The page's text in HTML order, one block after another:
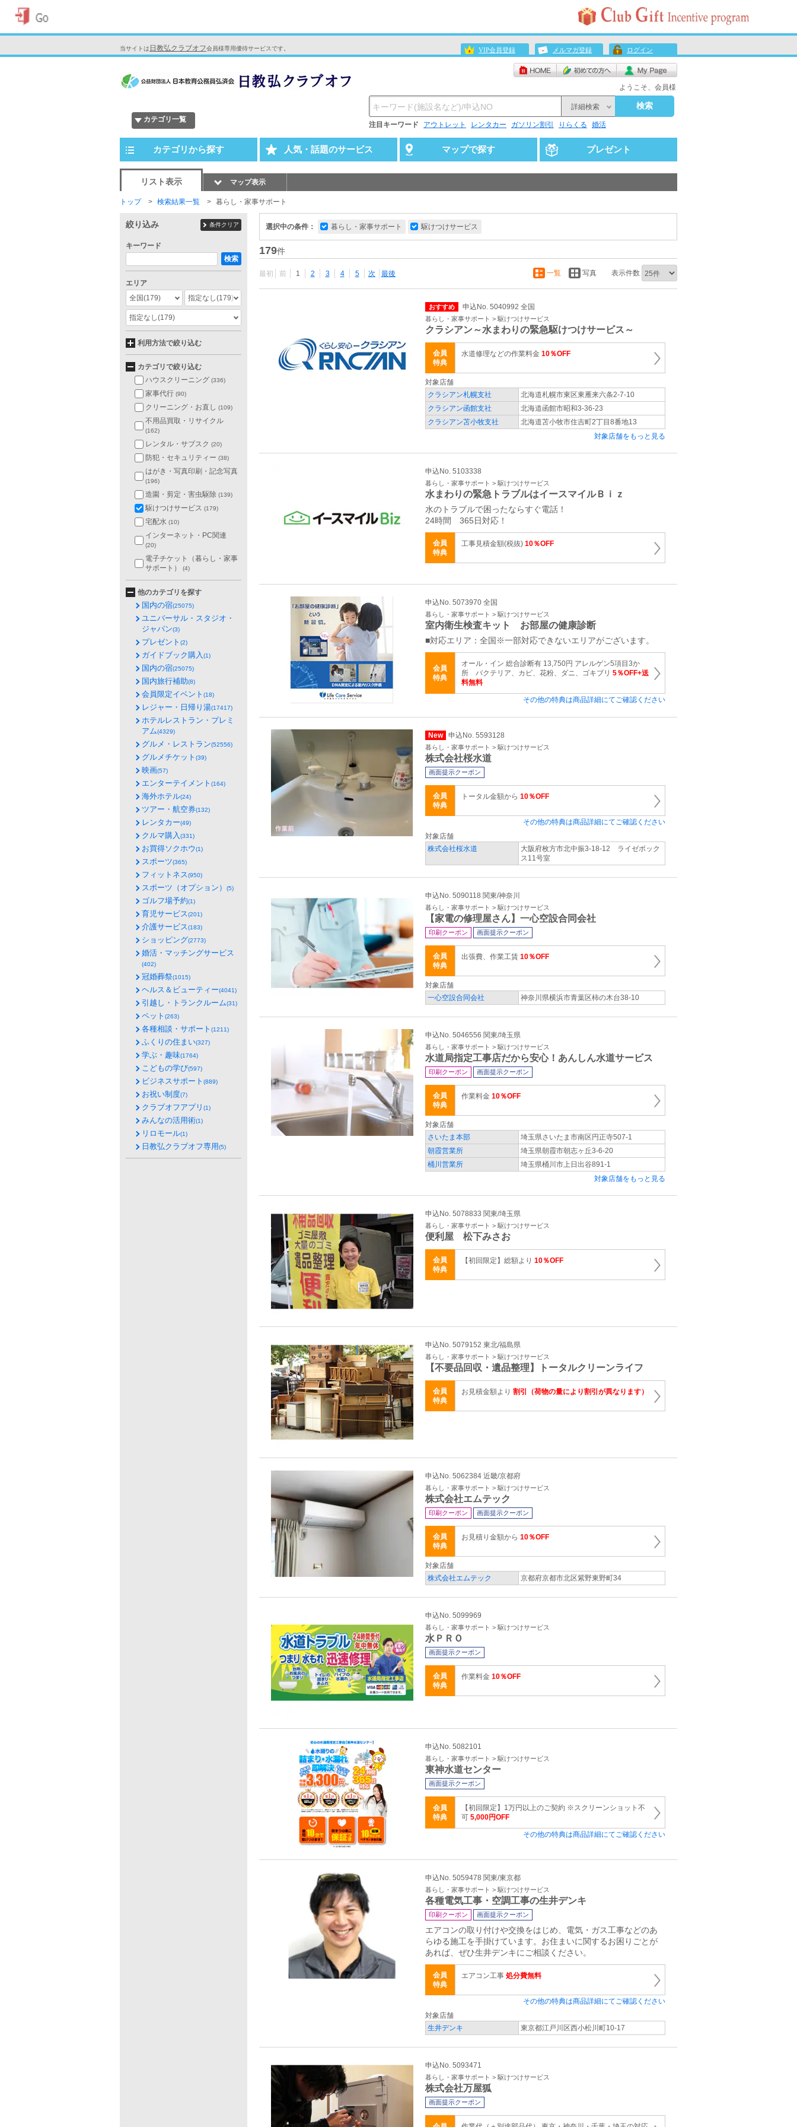
当サイトは 日教弘クラブオフ会員様専用優待サービスです。 VIP会員登録 メルマガ登録 ログイン
ようこそ、会員様
カテゴリ一覧
詳細検索 検索
注目キーワード アウトレット レンタカー ガソリン割引 りらくる 婚活
カテゴリから探す 人気・話題のサービス マップで探す プレゼント
リスト表示 マップ表示
トップ 検索結果一覧 暮らし・家事サポート
選択中の条件： 暮らし・家事サポート 駆けつけサービス
179件
最初 前 1 2 3 4 5 次 最後 一覧 写真 表示件数
おすすめ 申込No. 5040992 全国
暮らし・家事サポート > 駆けつけサービス
クラシアン～水まわりの緊急駆けつけサービス～
会員
特典
水道修理などの作業料金 10％OFF
対象店舗
クラシアン札幌支社
北海道札幌市東区東雁来六条2-7-10
クラシアン函館支社
北海道函館市昭和3-36-23
クラシアン苫小牧支社
北海道苫小牧市住吉町2丁目8番地13
対象店舗をもっと見る
申込No. 5103338
暮らし・家事サポート > 駆けつけサービス
水まわりの緊急トラブルはイースマイルＢｉｚ
水のトラブルで困ったならすぐ電話！
24時間 365日対応！
会員
特典
工事見積金額(税抜) 10％OFF
申込No. 5073970 全国
暮らし・家事サポート > 駆けつけサービス
室内衛生検査キット お部屋の健康診断
■対応エリア：全国※一部対応できないエリアがございます。
会員
特典
オール・イン 総合診断有 13,750円 アレルゲン5項目3か
所 バクテリア、カビ、花粉、ダニ、ゴキブリ 5％OFF+送
料無料
その他の特典は商品詳細にてご確認ください
New 申込No. 5593128
暮らし・家事サポート > 駆けつけサービス
株式会社桜水道
画面提示クーポン
会員
特典
トータル金額から 10％OFF
その他の特典は商品詳細にてご確認ください
対象店舗
株式会社桜水道
大阪府枚方市北中振3-18-12 ライゼボック
ス11号室
申込No. 5090118 関東/神奈川
暮らし・家事サポート > 駆けつけサービス
【家電の修理屋さん】一心空設合同会社
印刷クーポン 画面提示クーポン
会員
特典
出張費、作業工賃 10％OFF
対象店舗
一心空設合同会社
神奈川県横浜市青葉区柿の木台38-10
申込No. 5046556 関東/埼玉県
暮らし・家事サポート > 駆けつけサービス
水道局指定工事店だから安心！あんしん水道サービス
印刷クーポン 画面提示クーポン
会員
特典
作業料金 10％OFF
対象店舗
さいたま本部
埼玉県さいたま市南区円正寺507-1
朝霞営業所
埼玉県朝霞市朝志ヶ丘3-6-20
桶川営業所
埼玉県桶川市上日出谷891-1
対象店舗をもっと見る
申込No. 5078833 関東/埼玉県
暮らし・家事サポート > 駆けつけサービス
便利屋 松下みさお
会員
特典
【初回限定】総額より 10％OFF
申込No. 5079152 東北/福島県
暮らし・家事サポート > 駆けつけサービス
【不要品回収・遺品整理】トータルクリーンライフ
会員
特典
お見積金額より 割引（荷物の量により割引が異なります）
申込No. 5062384 近畿/京都府
暮らし・家事サポート > 駆けつけサービス
株式会社エムテック
印刷クーポン 画面提示クーポン
会員
特典
お見積り金額から 10％OFF
対象店舗
株式会社エムテック
京都府京都市北区紫野東野町34
申込No. 5099969
暮らし・家事サポート > 駆けつけサービス
水ＰＲＯ
画面提示クーポン
会員
特典
作業料金 10％OFF
申込No. 5082101
暮らし・家事サポート > 駆けつけサービス
東神水道センター
画面提示クーポン
会員
特典
【初回限定】1万円以上のご契約 ※スクリーンショット不
可 5,000円OFF
その他の特典は商品詳細にてご確認ください
申込No. 5059478 関東/東京都
暮らし・家事サポート > 駆けつけサービス
各種電気工事・空調工事の生井デンキ
印刷クーポン 画面提示クーポン
エアコンの取り付けや交換をはじめ、電気・ガス工事などのあ
らゆる施工を手掛けています。お住まいに関するお困りごとが
あれば、ぜひ生井デンキにご相談ください。
会員
特典
エアコン工事 処分費無料
その他の特典は商品詳細にてご確認ください
対象店舗
生井デンキ
東京都江戸川区西小松川町10-17
申込No. 5093471
暮らし・家事サポート > 駆けつけサービス
株式会社万屋狐
画面提示クーポン
絞り込み 条件クリア
キーワード
検索
エリア
全国(179) 指定なし(179)
指定なし(179)
利用方法で絞り込む
カテゴリで絞り込む
ハウスクリーニング (336)
家事代行 (90)
クリーニング・お直し (109)
不用品買取・リサイクル
(162)
レンタル・サブスク (20)
防犯・セキュリティー (38)
はがき・写真印刷・記念写真
(196)
造園・剪定・害虫駆除 (139)
駆けつけサービス (179)
宅配水 (10)
インターネット・PC関連
(20)
電子チケット（暮らし・家事
サポート）
(4)
他のカテゴリを探す
国内の宿(25075)
ユニバーサル・スタジオ・
ジャパン(3)
プレゼント (2)
ガイドブック購入(1)
国内の宿(25075)
国内旅行補助(8)
会員限定イベント (18)
レジャー・日帰り湯(17417)
ホテルレストラン・プレミ
アム(4329)
グルメ・レストラン(52556)
グルメチケット (39)
映画(57)
エンターテイメント (164)
海外ホテル(24)
ツアー・航空券(132)
レンタカー(49)
クルマ購入(331)
お買得ソクホウ(1)
スポーツ(365)
フィットネス(950)
スポーツ（オプション） (5)
ゴルフ場予約(1)
育児サービス(201)
介護サービス(183)
ショッピング(2773)
婚活・マッチングサービス
(402)
冠婚葬祭(1015)
ヘルス＆ビューティー(4041)
引越し・トランクルーム(31)
ペット (263)
各種相談・サポート (1211)
ふくりの住まい(327)
学ぶ・趣味(1764)
こどもの学び(597)
ビジネスサポート (889)
お祝い制度(7)
クラブオフアプリ (1)
みんなの活用術(1)
リロモール(1)
日教弘クラブオフ専用(5)